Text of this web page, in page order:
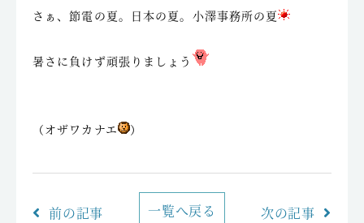
さぁ、節電の夏。日本の夏。小澤事務所の夏
暑さに負けず頑張りましょう
（オザワカナエ ）
前の記事 一覧へ戻る 次の記事